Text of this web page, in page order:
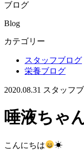
ブログ
Blog
カテゴリー
スタッフブログ
栄養ブログ
2020.08.31 スタッフ
唾液ちゃ
こんにちは ☀